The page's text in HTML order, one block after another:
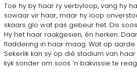
Toe hy by haar ry verbyloop, vang hy
sowaar vir haar, maar hy loop
skaars glo wat pas gebeur het. Dis
Hy het haar raakgesien, én herken.
fladdering in haar maag. Wat op
Seker­lik kan sy op dié stadium van
kyk sonder om soos ’n bakvissie te